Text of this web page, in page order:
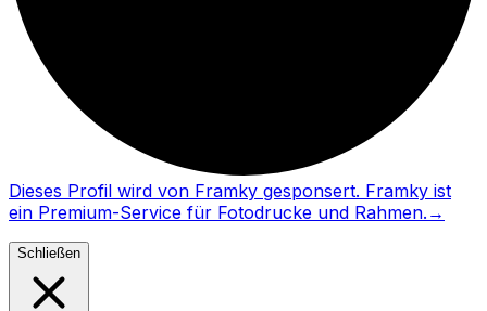
Dieses Profil wird von Framky gesponsert. Framky ist
ein Premium-Service für Fotodrucke und Rahmen. →
Schließen